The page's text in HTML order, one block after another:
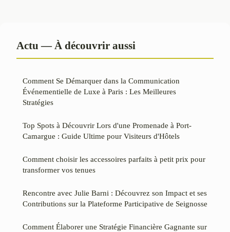
Actu — À découvrir aussi
Comment Se Démarquer dans la Communication
Événementielle de Luxe à Paris : Les Meilleures
Stratégies
Top Spots à Découvrir Lors d'une Promenade à Port-
Camargue : Guide Ultime pour Visiteurs d'Hôtels
Comment choisir les accessoires parfaits à petit prix pour
transformer vos tenues
Rencontre avec Julie Barni : Découvrez son Impact et ses
Contributions sur la Plateforme Participative de Seignosse
Comment Élaborer une Stratégie Financière Gagnante sur